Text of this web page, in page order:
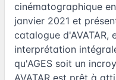
cinématographique
janvier 2021 et
catalogue d'AVATAR,
interprétation
qu'AGES soit un